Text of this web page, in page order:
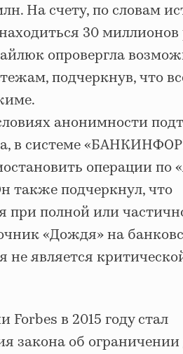
На счету, по словам
30 миллионов
опровергла
подчеркнув, что
анонимности
в системе
операции по
также подчеркнул, что
при полной или
«Дождя» на
не является
в 2015 году стал
закона об